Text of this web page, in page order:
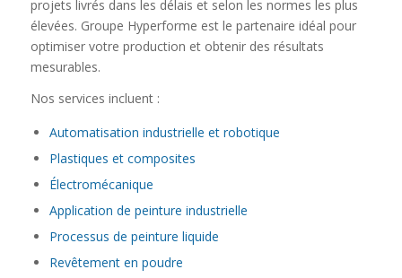
projets livrés dans les délais et selon les normes les plus
élevées. Groupe Hyperforme est le partenaire idéal pour
optimiser votre production et obtenir des résultats
mesurables.
Nos services incluent :
Automatisation industrielle et robotique
Plastiques et composites
Électromécanique
Application de peinture industrielle
Processus de peinture liquide
Revêtement en poudre